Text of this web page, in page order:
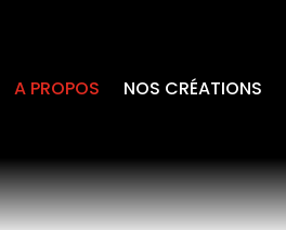
A PROPOS NOS CRÉATIONS